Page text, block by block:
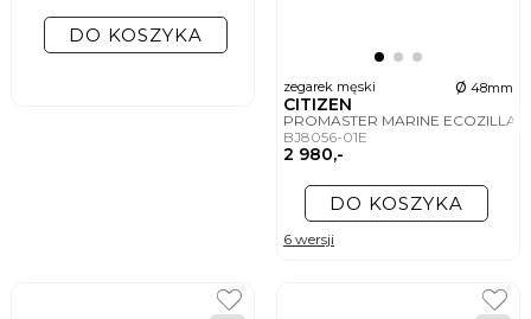
DO KOSZYKA
zegarek męski ø 48mm
CITIZEN
PROMASTER MARINE ECOZILLA
BJ8056-01E
2 980,-
DO KOSZYKA
6 wersji